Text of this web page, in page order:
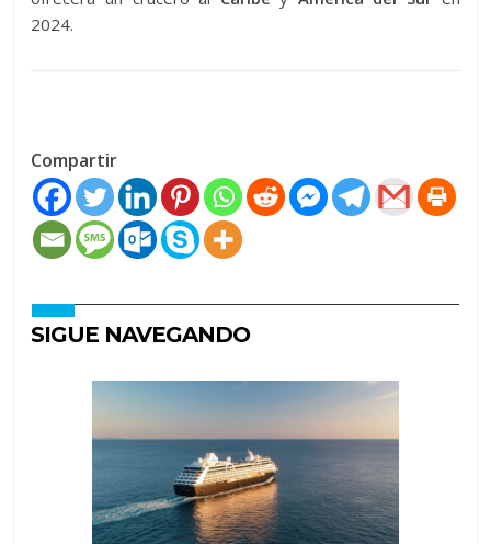
2024.
Compartir
SIGUE NAVEGANDO